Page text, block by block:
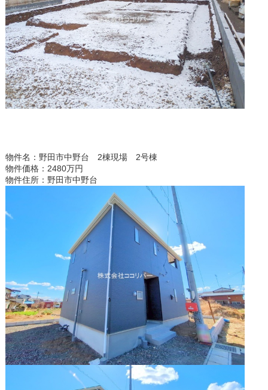
物件名：野田市中野台 2棟現場 2号棟
物件価格：2480万円
物件住所：野田市中野台